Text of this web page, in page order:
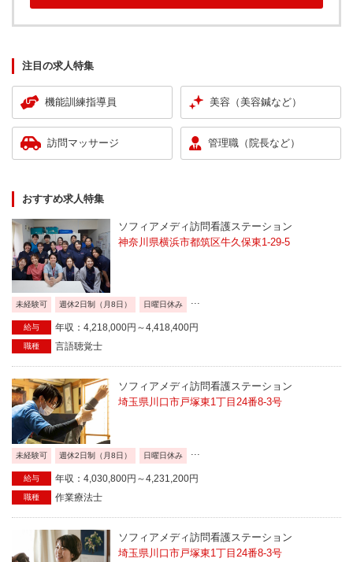
注目の求人特集
機能訓練指導員 美容（美容鍼など）
訪問マッサージ 管理職（院長など）
おすすめ求人特集
ソフィアメディ訪問看護ステーション
神奈川県横浜市都筑区牛久保東1-29-5
未経験可 週休2日制（月8日） 日曜日休み
給与 年収：4,218,000円～4,418,400円
職種 言語聴覚士
ソフィアメディ訪問看護ステーション
埼玉県川口市戸塚東1丁目24番8-3号
未経験可 週休2日制（月8日） 日曜日休み ...
給与 年収：4,030,800円～4,231,200円
職種 作業療法士
ソフィアメディ訪問看護ステーション
埼玉県川口市戸塚東1丁目24番8-3号